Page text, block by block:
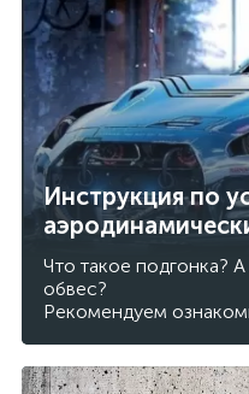
Инструкция по
Что такое подгонка?
обвес?
Рекомендуем